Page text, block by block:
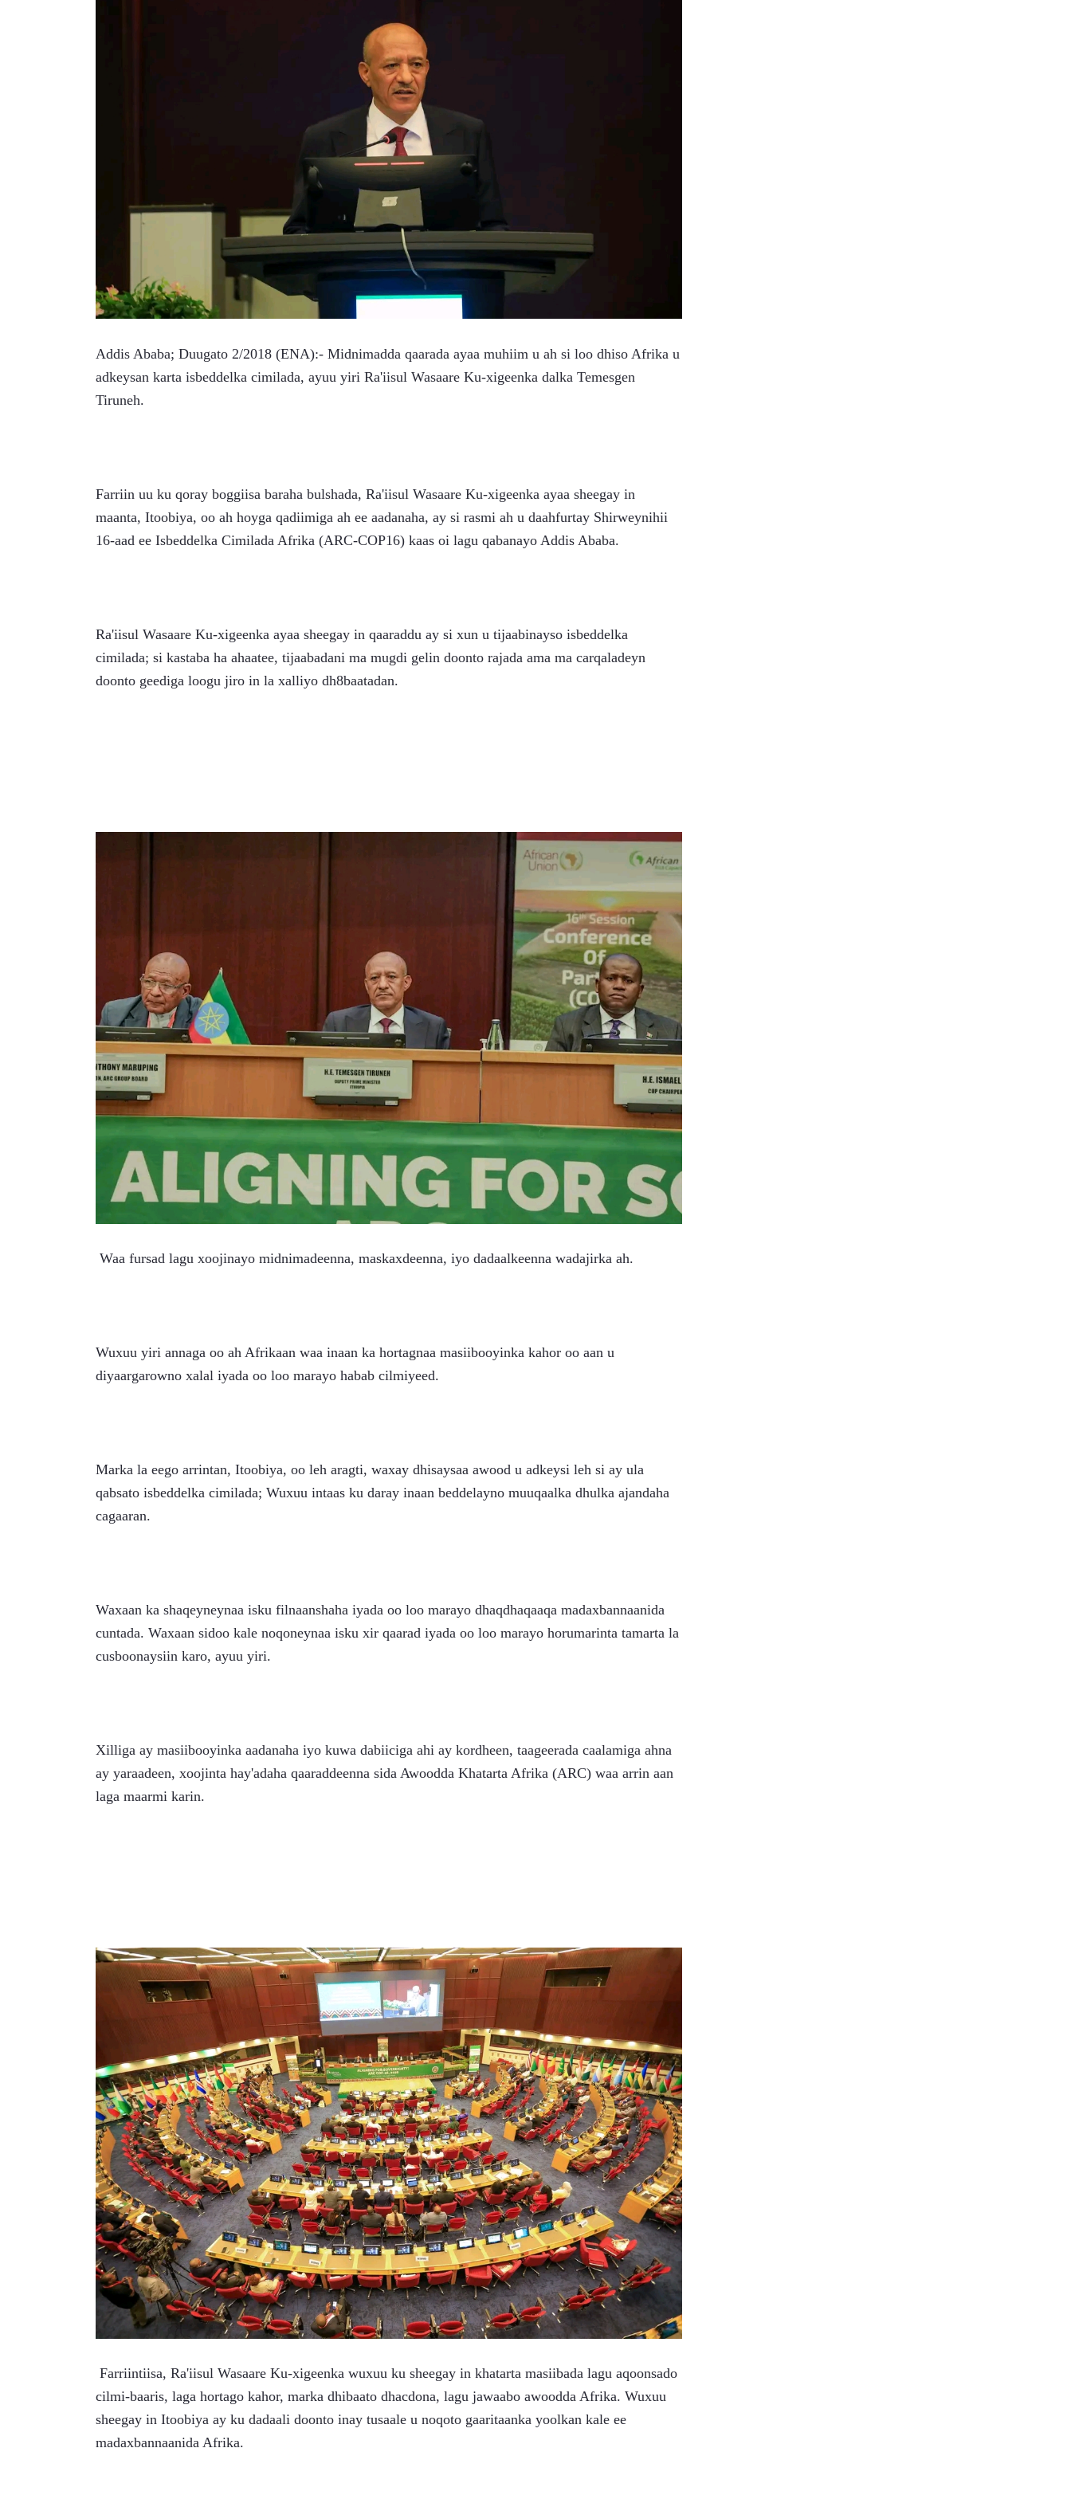
Addis Ababa; Duugato 2/2018 (ENA):- Midnimadda qaarada ayaa muhiim u ah si loo dhiso Afrika u
adkeysan karta isbeddelka cimilada, ayuu yiri Ra'iisul Wasaare Ku-xigeenka dalka Temesgen
Tiruneh.
Farriin uu ku qoray boggiisa baraha bulshada, Ra'iisul Wasaare Ku-xigeenka ayaa sheegay in
maanta, Itoobiya, oo ah hoyga qadiimiga ah ee aadanaha, ay si rasmi ah u daahfurtay Shirweynihii
16-aad ee Isbeddelka Cimilada Afrika (ARC-COP16) kaas oi lagu qabanayo Addis Ababa.
Ra'iisul Wasaare Ku-xigeenka ayaa sheegay in qaaraddu ay si xun u tijaabinayso isbeddelka
cimilada; si kastaba ha ahaatee, tijaabadani ma mugdi gelin doonto rajada ama ma carqaladeyn
doonto geediga loogu jiro in la xalliyo dh8baatadan.
Waa fursad lagu xoojinayo midnimadeenna, maskaxdeenna, iyo dadaalkeenna wadajirka ah.
Wuxuu yiri annaga oo ah Afrikaan waa inaan ka hortagnaa masiibooyinka kahor oo aan u
diyaargarowno xalal iyada oo loo marayo habab cilmiyeed.
Marka la eego arrintan, Itoobiya, oo leh aragti, waxay dhisaysaa awood u adkeysi leh si ay ula
qabsato isbeddelka cimilada; Wuxuu intaas ku daray inaan beddelayno muuqaalka dhulka ajandaha
cagaaran.
Waxaan ka shaqeyneynaa isku filnaanshaha iyada oo loo marayo dhaqdhaqaaqa madaxbannaanida
cuntada. Waxaan sidoo kale noqoneynaa isku xir qaarad iyada oo loo marayo horumarinta tamarta la
cusboonaysiin karo, ayuu yiri.
Xilliga ay masiibooyinka aadanaha iyo kuwa dabiiciga ahi ay kordheen, taageerada caalamiga ahna
ay yaraadeen, xoojinta hay'adaha qaaraddeenna sida Awoodda Khatarta Afrika (ARC) waa arrin aan
laga maarmi karin.
cilmi-baaris, laga hortago kahor, marka dhibaato dhacdona, lagu jawaabo awoodda Afrika. Wuxuu
sheegay in Itoobiya ay ku dadaali doonto inay tusaale u noqoto gaaritaanka yoolkan kale ee
madaxbannaanida Afrika.